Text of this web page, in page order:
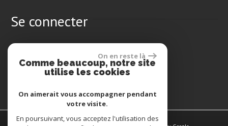
Se connecter
Espace propriétaires
On en reste là
Comme beaucoup, notre site
utilise les cookies
On aimerait vous accompagner pendant
votre visite.
En poursuivant, vous acceptez l'utilisation des